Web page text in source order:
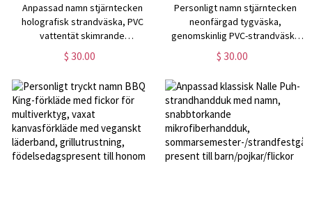
Anpassad namn stjärntecken
holografisk strandväska, PVC
vattentät skimrande
genomskinlig handväska,
semesterfestgåva, present till
$ 30.00
Personligt namn stjärntecken
neonfärgad tygväska,
genomskinlig PVC-strandväska
med rephandtag,
födelsedags-/bröllopspresent
kvinnor/brudtärnor/
$ 30.00